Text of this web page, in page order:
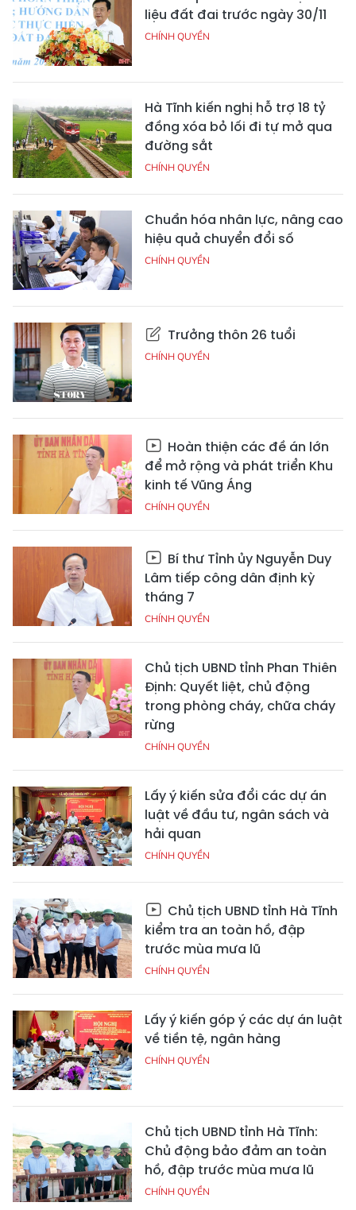
liệu đất đai trước ngày 30/11
CHÍNH QUYỀN
Hà Tĩnh kiến nghị hỗ trợ 18 tỷ
đồng xóa bỏ lối đi tự mở qua
đường sắt
CHÍNH QUYỀN
Chuẩn hóa nhân lực, nâng cao
hiệu quả chuyển đổi số
CHÍNH QUYỀN
Trưởng thôn 26 tuổi
CHÍNH QUYỀN
Hoàn thiện các đề án lớn
để mở rộng và phát triển Khu
kinh tế Vũng Áng
CHÍNH QUYỀN
Bí thư Tỉnh ủy Nguyễn Duy
Lâm tiếp công dân định kỳ
tháng 7
CHÍNH QUYỀN
Chủ tịch UBND tỉnh Phan Thiên
Định: Quyết liệt, chủ động
trong phòng cháy, chữa cháy
rừng
CHÍNH QUYỀN
Lấy ý kiến sửa đổi các dự án
luật về đầu tư, ngân sách và
hải quan
CHÍNH QUYỀN
Chủ tịch UBND tỉnh Hà Tĩnh
kiểm tra an toàn hồ, đập
trước mùa mưa lũ
CHÍNH QUYỀN
Lấy ý kiến góp ý các dự án luật
về tiền tệ, ngân hàng
CHÍNH QUYỀN
Chủ tịch UBND tỉnh Hà Tĩnh:
Chủ động bảo đảm an toàn
hồ, đập trước mùa mưa lũ
CHÍNH QUYỀN